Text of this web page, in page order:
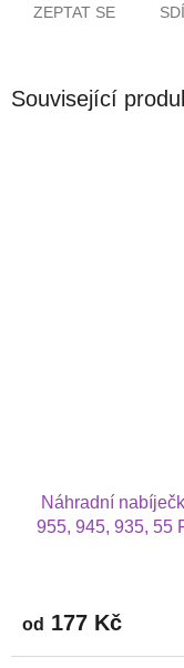
ZEPTAT SE
Související
Náhradní
955, 945, 935, 55
od 177 Kč